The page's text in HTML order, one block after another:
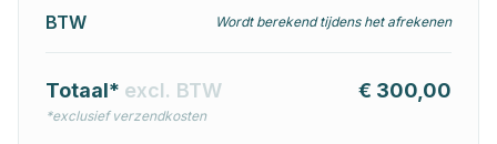
BTW
Wordt berekend tijdens het afrekenen
Totaal* excl. BTW
*exclusief verzendkosten
€ 300,00